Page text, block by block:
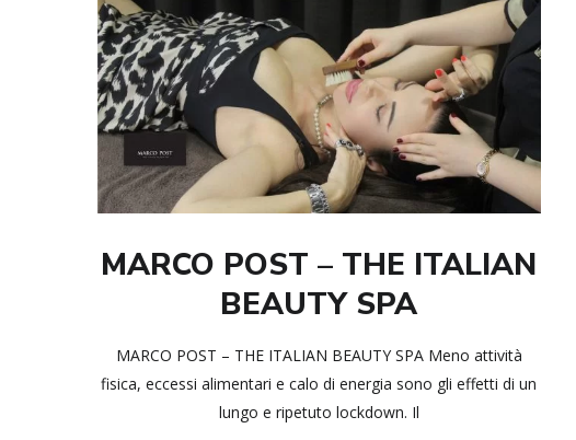
MARCO POST – THE ITALIAN
BEAUTY SPA
MARCO POST – THE ITALIAN BEAUTY SPA Meno attività
fisica, eccessi alimentari e calo di energia sono gli effetti di un
lungo e ripetuto lockdown. Il